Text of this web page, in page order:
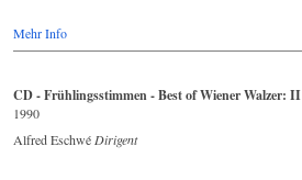
Mehr Info
CD - Frühlingsstimmen - Best of Wiener Walzer: II
1990
Alfred Eschwé Dirigent